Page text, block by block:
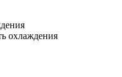
охлаждения